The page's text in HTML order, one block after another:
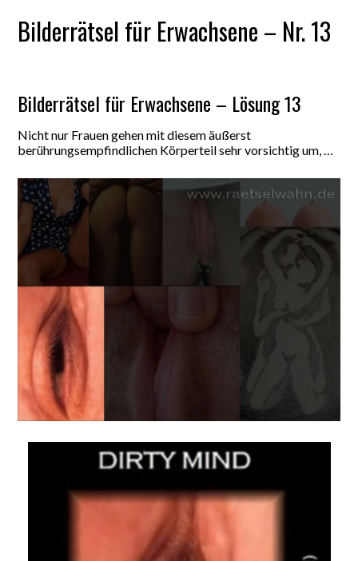
Bilderrätsel für Erwachsene – Nr. 13
Bilderrätsel für Erwachsene – Lösung 13
Nicht nur Frauen gehen mit diesem äußerst
berührungsempfindlichen Körperteil sehr vorsichtig um, …